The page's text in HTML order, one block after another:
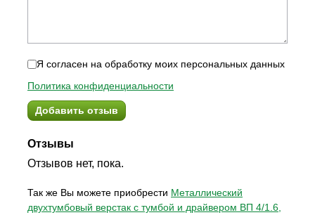
Я согласен на обработку моих персональных данных
Политика конфиденциальности
Добавить отзыв
Отзывы
Отзывов нет, пока.
Так же Вы можете приобрести Металлический
двухтумбовый верстак с тумбой и драйвером ВП 4/1.6,